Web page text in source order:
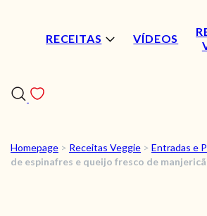
RECEITAS VÍDEOS
RECEITAS
Homepage > Receitas Veggie > Entradas e
de espinafres e queijo fresco de